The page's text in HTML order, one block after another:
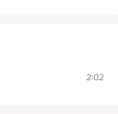
2:02